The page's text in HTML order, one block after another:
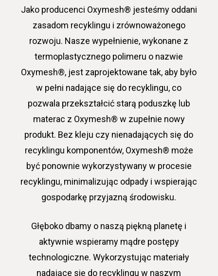
Jako producenci Oxymesh® jesteśmy oddani
zasadom recyklingu i zrównoważonego
rozwoju. Nasze wypełnienie, wykonane z
termoplastycznego polimeru o nazwie
Oxymesh®, jest zaprojektowane tak, aby było
w pełni nadające się do recyklingu, co
pozwala przekształcić starą poduszkę lub
materac z Oxymesh® w zupełnie nowy
produkt. Bez kleju czy nienadających się do
recyklingu komponentów, Oxymesh® może
być ponownie wykorzystywany w procesie
recyklingu, minimalizując odpady i wspierając
gospodarkę przyjazną środowisku.
Głęboko dbamy o naszą piękną planetę i
aktywnie wspieramy mądre postępy
technologiczne. Wykorzystując materiały
nadające się do recyklingu w naszym